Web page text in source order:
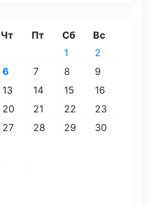
Чт Пт Сб Вс
1
2
6 7 8
9
13 14 15
16
20 21 22
23
27 28 29
30